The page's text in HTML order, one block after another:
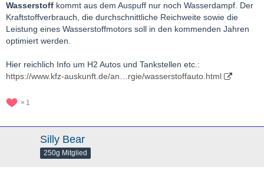
Wasserstoff kommt aus dem Auspuff nur noch Wasserdampf . Der
Kraftstoffverbrauch, die durchschnittliche Reichweite sowie die
Leistung eines Wasserstoffmotors soll in den kommenden Jahren
optimiert werden.
Hier reichlich Info um H2 Autos und Tankstellen etc.:
https://www.kfz-auskunft.de/an…rgie/wasserstoffauto.html
1
Silly Bear
250g Mitglied